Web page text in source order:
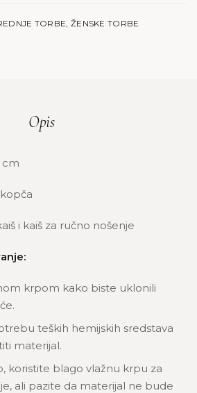
TORBE, ŽENSKE TORBE
Opis
cm
i kaiš za ručno nošenje
krpom kako biste uklonili
teških hemijskih sredstava
materijal.
koristite blago vlažnu krpu za
ali pazite da materijal ne bude